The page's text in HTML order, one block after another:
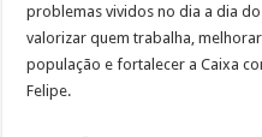
problemas vividos no dia a dia
valorizar quem trabalha,
população e fortalecer a Caixa
Felipe.